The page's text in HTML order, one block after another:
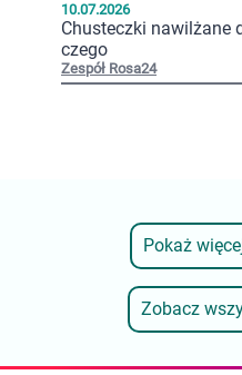
10.07.2026
Chusteczki nawilżane
czego
Zespół Rosa24
Zobacz
Pokaż